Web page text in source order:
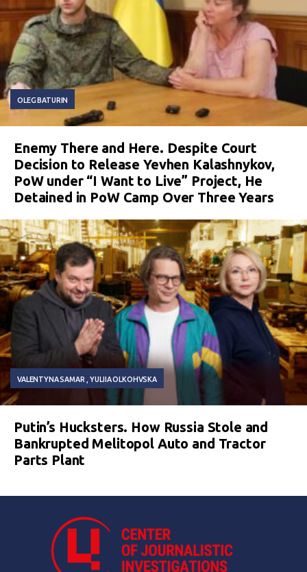
OLEG BATURIN
Enemy There and Here. Despite Court
Decision to Release Yevhen Kalashnykov,
PoW under “I Want to Live” Project, He
Detained in PoW Camp Over Three Years
VALENTYNA SAMAR YULIIA OLKOHVSKA
Putin’s Hucksters. How Russia Stole and
Bankrupted Melitopol Auto and Tractor
Parts Plant